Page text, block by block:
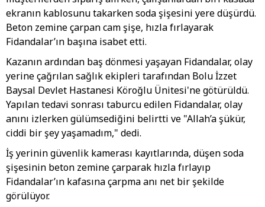
ekranın kablosunu takarken soda şişesini yere düşürdü.
Beton zemine çarpan cam şişe, hızla fırlayarak
Fidandalar’ın başına isabet etti.
Kazanın ardından baş dönmesi yaşayan Fidandalar, olay
yerine çağrılan sağlık ekipleri tarafından Bolu İzzet
Baysal Devlet Hastanesi Köroğlu Ünitesi'ne götürüldü.
Yapılan tedavi sonrası taburcu edilen Fidandalar, olay
anını izlerken gülümsediğini belirtti ve "Allah’a şükür,
ciddi bir şey yaşamadım," dedi.
İş yerinin güvenlik kamerası kayıtlarında, düşen soda
şişesinin beton zemine çarparak hızla fırlayıp
Fidandalar’ın kafasına çarpma anı net bir şekilde
görülüyor.